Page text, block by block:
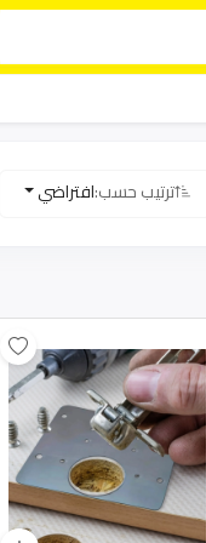
ترتيب حسب:افتراضي